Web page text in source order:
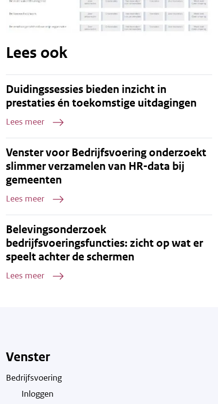
Lees ook
Duidingssessies bieden inzicht in
prestaties én toekomstige uitdagingen
Lees meer
Venster voor Bedrijfsvoering onderzoekt
slimmer verzamelen van HR-data bij
gemeenten
Lees meer
Belevingsonderzoek
bedrijfsvoeringsfuncties: zicht op wat er
speelt achter de schermen
Lees meer
Venster
Bedrijfsvoering
Inloggen